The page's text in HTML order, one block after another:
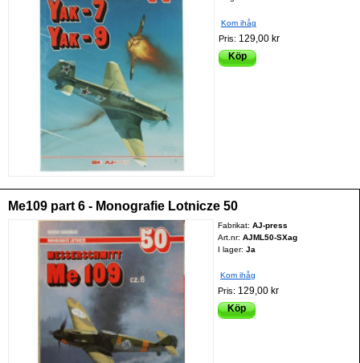
Kom ihåg
Pris: 129,00 kr
Köp
Me109 part 6 - Monografie Lotnicze 50
Fabrikat:AJ-press
Art.nr:AJML50-SXag
I lager: Ja
Kom ihåg
Pris: 129,00 kr
Köp